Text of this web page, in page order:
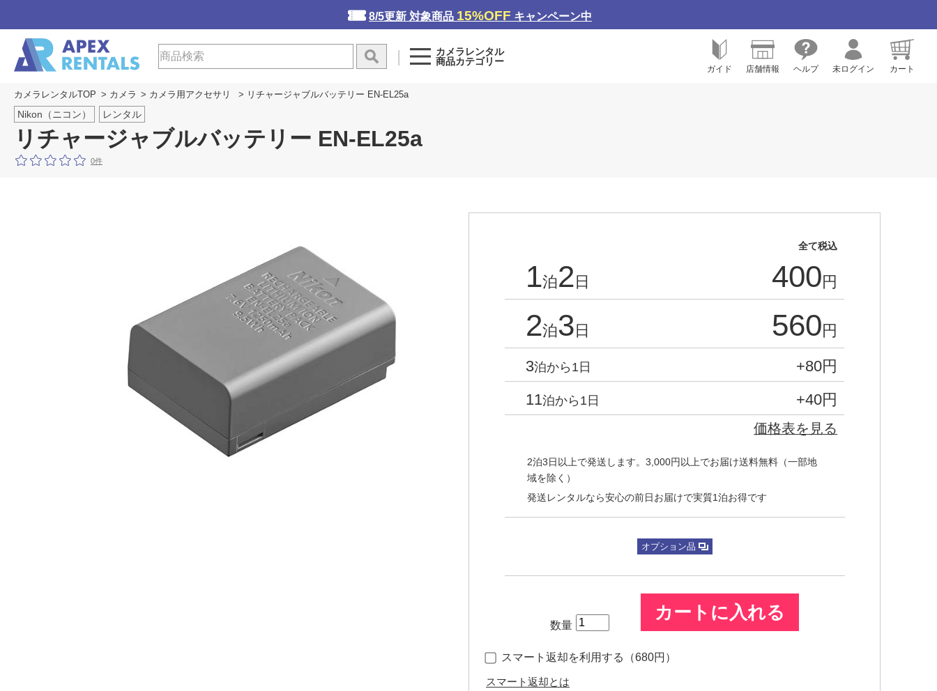
8/5更新 対象商品 15%OFF キャンペーン中
カメラレンタル
商品カテゴリー
ガイド 店舗情報 ヘルプ 未ログイン カート
カメラレンタルTOP > カメラ > カメラ用アクセサリ > リチャージャブルバッテリー EN-EL25a
Nikon（ニコン）
リチャージャブルバッテリー EN-EL25a
レンタル
0件
全て税込
1泊2 日 400 円
2泊3 日 560 円
3泊から1日 +80円
11泊から1日 +40円
価格表を見る
2泊3日以上で発送します。3,000円以上でお届け送料無料（一部地
域を除く）
発送レンタルなら安心の前日お届けで実質1泊お得です
オプション品
数量
カートに入れる
スマート返却を利用する（680円）
スマート返却とは